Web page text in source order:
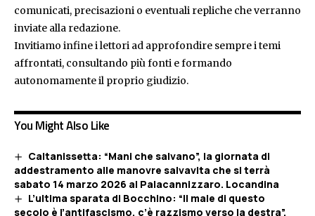
comunicati, precisazioni o eventuali repliche che verranno
inviate alla redazione.
Invitiamo infine i lettori ad approfondire sempre i temi
affrontati, consultando più fonti e formando
autonomamente il proprio giudizio.
You Might Also Like
Caltanissetta: “Mani che salvano”, la giornata di
addestramento alle manovre salvavita che si terrà
sabato 14 marzo 2026 al Palacannizzaro. Locandina
L’ultima sparata di Bocchino: “Il male di questo
secolo è l’antifascismo, c’è razzismo verso la destra”.